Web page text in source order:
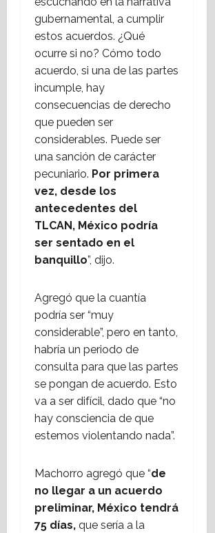
gubernamental, a cumplir
estos acuerdos. ¿Qué
ocurre si no? Cómo todo
acuerdo, si una de las partes
incumple, hay
consecuencias de derecho
que pueden ser
considerables. Puede ser
una sanción de carácter
pecuniario. Por primera
vez, desde los
antecedentes del
TLCAN, México podría
ser sentado en el
banquillo”, dijo.
Agregó que la cuantía
podría ser “muy
considerable”, pero en tanto,
habría un periodo de
consulta para que las partes
se pongan de acuerdo. Esto
va a ser difícil, dado que “no
hay consciencia de que
estemos violentando nada”.
Machorro agregó que “de
no llegar a un acuerdo
preliminar, México tendrá
75 días, que sería a la